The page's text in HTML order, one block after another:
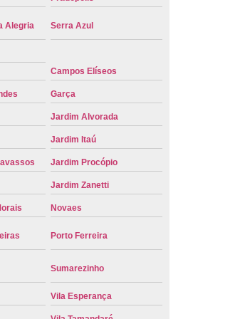
Preto
Placa Nova Carro
Vermelha de Carro
Placa Veicular Amarela
Veicular Cravinhos
Placa Veicular Preta
Placa Veicular Vermelha
Cravinhos
de Placa Carro
Reforma Placa Carro
de Placa Veicular
Troca de Placa Carro
Alegria Serra Azul
Campos Elíseos
Garça
Jardim Alvorada
Jardim Itaú
Jardim Procópio
Jardim Zanetti
Novaes
Porto Ferreira
Sumarezinho
Vila Esperança